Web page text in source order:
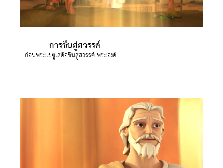
การขึ้นสู่สวรรค์
ก่อนพระเยซูเสด็จขึ้นสู่สวรรค์ พระองค์บอกให้เหล่าสาวกเกี่ยวกับพระวิญญาณบริสุทธิ์